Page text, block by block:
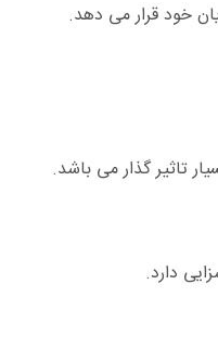
خود قرار می دهد.
تاثیر گذار می باشد.
دارد.